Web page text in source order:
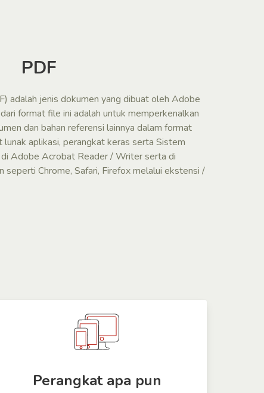
PDF
adalah jenis dokumen yang dibuat oleh Adobe
format file ini adalah untuk memperkenalkan
dan bahan referensi lainnya dalam format
aplikasi, perangkat keras serta Sistem
Adobe Acrobat Reader / Writer serta di
seperti Chrome, Safari, Firefox melalui ekstensi /
Perangkat apa pun